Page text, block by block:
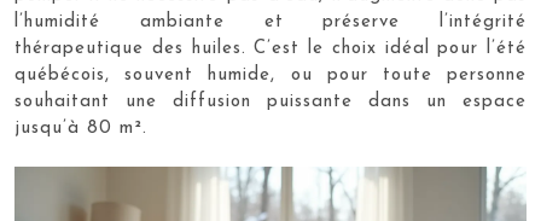
l’humidité ambiante et préserve l’intégrité
thérapeutique des huiles. C’est le choix idéal pour l’été
québécois, souvent humide, ou pour toute personne
souhaitant une diffusion puissante dans un espace
jusqu’à 80 m².